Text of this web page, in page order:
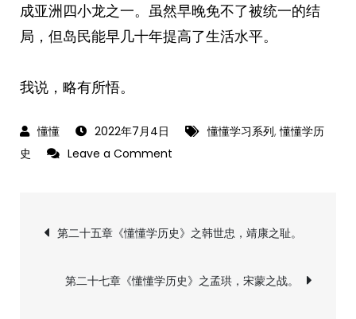
成亚洲四小龙之一。虽然早晚免不了被统一的结
局，但岛民能早几十年提高了生活水平。
我说，略有所悟。
2022年7月4日 懂懂学习系列,懂懂学历
史
Leave a Comment
六
《懂
文
章
第二十五章《懂懂学历史》之韩世忠，靖康之耻。
第二十七章《懂懂学历史》之孟珙，宋蒙之战。